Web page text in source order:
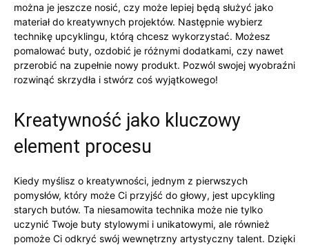
można je ‍jeszcze nosić,‍ czy ⁤może ​lepiej​ będą⁤ służyć jako
materiał do kreatywnych projektów. Następnie wybierz
technikę upcyklingu, którą chcesz ​wykorzystać. ⁢Możesz
pomalować buty, ‌ozdobić je różnymi dodatkami, czy nawet
przerobić na zupełnie nowy ‌produkt. Pozwól ⁤swojej wyobraźni
rozwinąć skrzydła ‌i stwórz ‍coś wyjątkowego!
Kreatywność jako⁤ kluczowy
element⁤ procesu
Kiedy myślisz‌ o kreatywności, jednym z pierwszych
⁤pomysłów,⁣ który może Ci‍ przyjść do głowy, jest upcykling
starych butów. Ta niesamowita technika może nie tylko
uczynić Twoje buty​ stylowymi i unikatowymi,⁤ ale ‌również⁢
pomoże ⁣Ci odkryć swój wewnętrzny‌ artystyczny talent. ⁢Dzięki